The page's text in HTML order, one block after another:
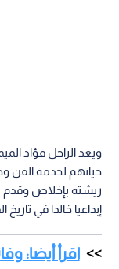
ويعد الراحل فؤاد
حياتهم لخدمة الفن
ريشته بإخلاص وقدم
إبداعيا خالدا في
اقرأ أيضا: